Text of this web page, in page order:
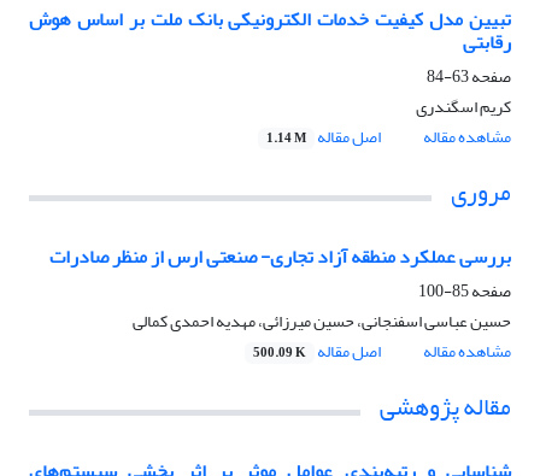
تبیین مدل کیفیت خدمات الکترونیکی بانک ملت بر اساس هوش
رقابتی
صفحه63-84
کریم اسگندری
مشاهده مقاله
اصل مقاله 1.14 M
مروری
بررسی عملکرد منطقه آزاد تجاری- صنعتی ارس از منظر صادرات
صفحه85-100
حسین عباسی اسفنجانی، حسین میرزائی، مهدیه احمدی کمالی
مشاهده مقاله
اصل مقاله 500.09 K
مقاله پژوهشی